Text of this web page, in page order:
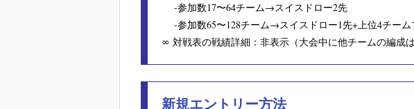
-参加数17〜64チーム→スイスドロー2先
-参加数65〜128チーム→スイスドロー1先+上位4チーム
∞ 対戦表の戦績詳細：非表示（大会中に他チームの編成は
新規エントリー方法